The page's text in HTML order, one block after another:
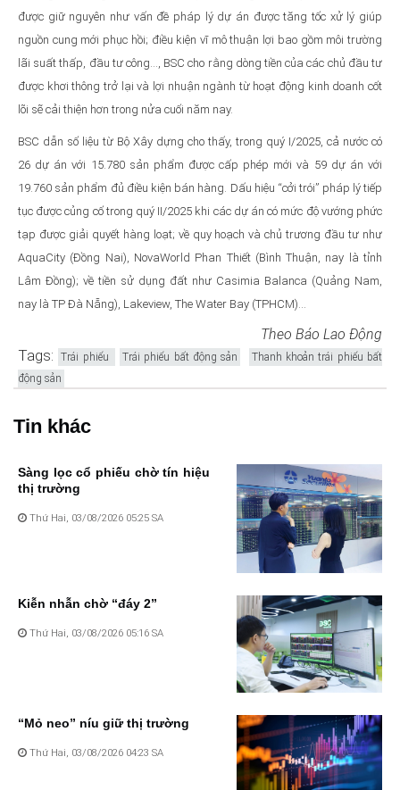
được giữ nguyên như vấn đề pháp lý dự án được tăng tốc xử lý giúp
nguồn cung mới phục hồi; điều kiện vĩ mô thuận lợi bao gồm môi trường
lãi suất thấp, đầu tư công…, BSC cho rằng dòng tiền của các chủ đầu tư
được khơi thông trở lại và lợi nhuận ngành từ hoạt động kinh doanh cốt
lõi sẽ cải thiện hơn trong nửa cuối năm nay.
BSC dẫn số liệu từ Bộ Xây dựng cho thấy, trong quý I/2025, cả nước có
26 dự án với 15.780 sản phẩm được cấp phép mới và 59 dự án với
19.760 sản phẩm đủ điều kiện bán hàng. Dấu hiệu “cởi trói” pháp lý tiếp
tục được củng cố trong quý II/2025 khi các dự án có mức độ vướng phức
tạp được giải quyết hàng loạt; về quy hoạch và chủ trương đầu tư như
AquaCity (Đồng Nai), NovaWorld Phan Thiết (Bình Thuận, nay là tỉnh
Lâm Đồng); về tiền sử dụng đất như Casimia Balanca (Quảng Nam,
nay là TP Đà Nẵng), Lakeview, The Water Bay (TPHCM)...
Theo Báo Lao Động
Tags: Trái phiếu Trái phiếu bất động sản
Thanh khoản trái phiếu bất
động sản
Tin khác
Sàng lọc cổ phiếu chờ tín hiệu
thị trường
Thứ Hai, 03/08/2026 05:25 SA
Kiễn nhẫn chờ “đáy 2”
Thứ Hai, 03/08/2026 05:16 SA
“Mỏ neo” níu giữ thị trường
Thứ Hai, 03/08/2026 04:23 SA